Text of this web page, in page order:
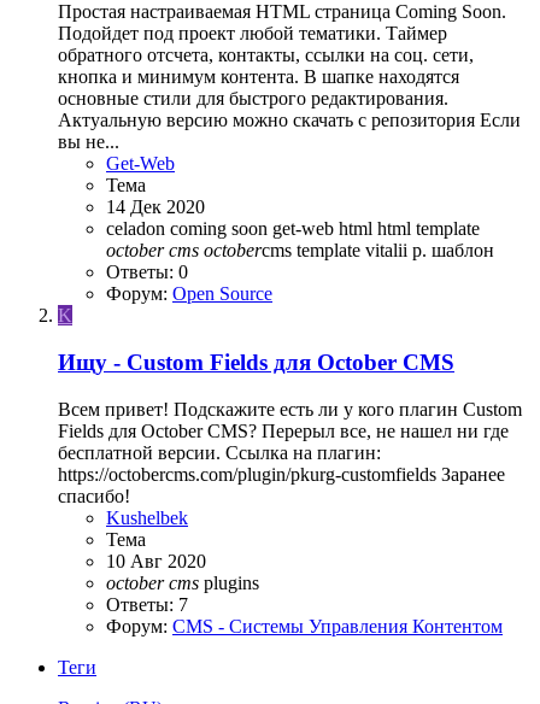
Простая настраиваемая HTML страница Coming Soon.
Подойдет под проект любой тематики. Таймер
обратного отсчета, контакты, ссылки на соц. сети,
кнопка и минимум контента. В шапке находятся
основные стили для быстрого редактирования.
Актуальную версию можно скачать с репозитория Если
вы не...
Get-Web
Тема
14 Дек 2020
celadon coming soon get-web html html template
october cms octobercms template vitalii p. шаблон
Ответы: 0
Форум: Open Source
K
Ищу - Custom Fields для October CMS
Всем привет! Подскажите есть ли у кого плагин Custom
Fields для October CMS? Перерыл все, не нашел ни где
бесплатной версии. Ссылка на плагин:
https://octobercms.com/plugin/pkurg-customfields Заранее
спасибо!
Kushelbek
Тема
10 Авг 2020
october cms plugins
Ответы: 7
Форум: CMS - Системы Управления Контентом
Теги